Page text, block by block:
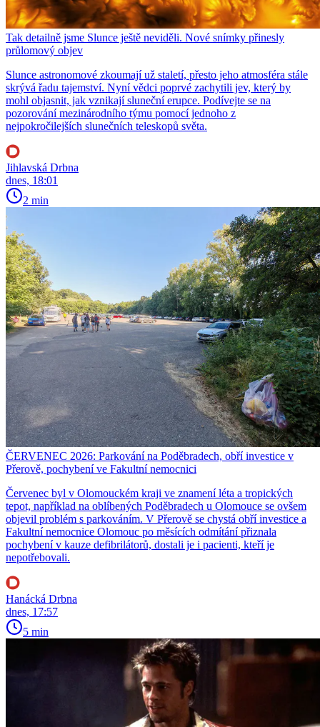
Tak detailně jsme Slunce ještě neviděli. Nové snímky přinesly
průlomový objev
Slunce astronomové zkoumají už staletí, přesto jeho atmosféra stále
skrývá řadu tajemství. Nyní vědci poprvé zachytili jev, který by
mohl objasnit, jak vznikají sluneční erupce. Podívejte se na
pozorování mezinárodního týmu pomocí jednoho z
nejpokročilejších slunečních teleskopů světa.
Jihlavská Drbna
dnes, 18:01
2 min
ČERVENEC 2026: Parkování na Poděbradech, obří investice v
Přerově, pochybení ve Fakultní nemocnici
Červenec byl v Olomouckém kraji ve znamení léta a tropických
tepot, například na oblíbených Poděbradech u Olomouce se ovšem
objevil problém s parkováním. V Přerově se chystá obří investice a
Fakultní nemocnice Olomouc po měsících odmítání přiznala
pochybení v kauze defibrilátorů, dostali je i pacienti, kteří je
nepotřebovali.
Hanácká Drbna
dnes, 17:57
5 min